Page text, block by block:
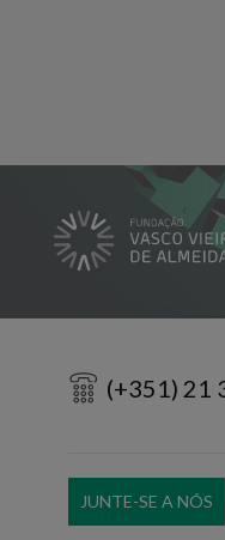
(+351) 21
JUNTE-SE A NÓS